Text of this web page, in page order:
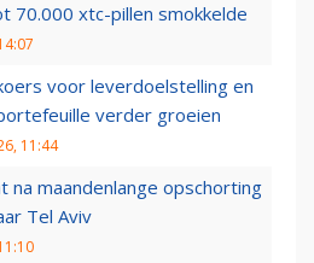
70.000 xtc-pillen smokkelde
voor leverdoelstelling en
verder groeien
11:44
na maandenlange opschorting
Tel Aviv